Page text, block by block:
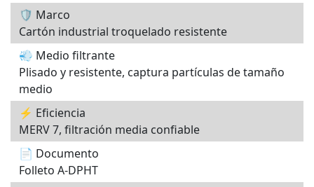
🛡️ Marco
Cartón industrial troquelado resistente
💨 Medio filtrante
Plisado y resistente, captura partículas de tamaño
medio
⚡ Eficiencia
MERV 7, filtración media confiable
📄 Documento
Folleto A-DPHT